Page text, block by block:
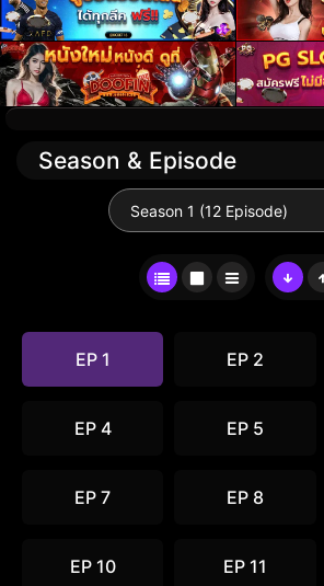
Season & Episode
EP 1 EP 2
EP 4 EP 5
EP 7 EP 8
EP 10 EP 11